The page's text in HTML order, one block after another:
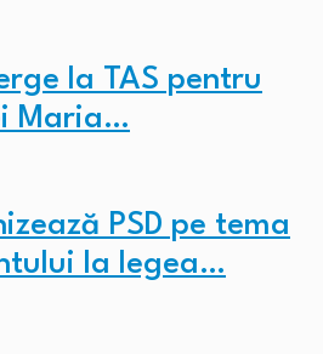
la TAS pentru
Maria…
PSD pe tema
la legea…